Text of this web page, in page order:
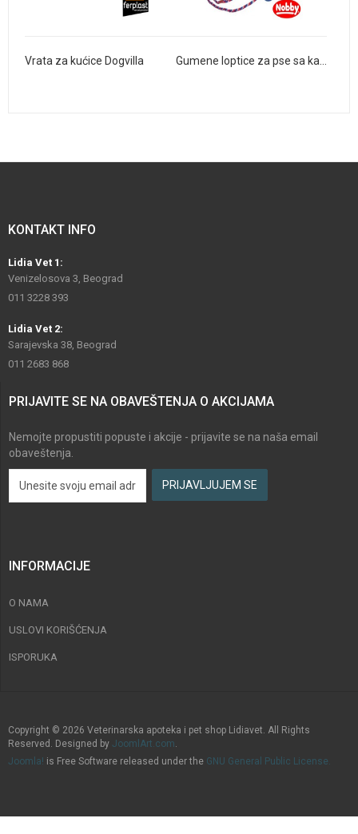
Vrata za kućice Dogvilla
KONTAKT INFO
Lidia Vet 1:
Venizelosova 3, Beograd
011 3228 393
Lidia Vet 2:
Sarajevska 38, Beograd
011 2683 868
PRIJAVITE SE NA OBAVEŠTENJA O AKCIJAMA
Nemojte propustiti popuste i akcije - prijavite se na naša email
obaveštenja.
INFORMACIJE
O NAMA
USLOVI KORIŠĆENJA
ISPORUKA
Copyright © 2026 Veterinarska apoteka i pet shop Lidiavet. All Rights
Reserved. Designed by JoomlArt.com.
Joomla! is Free Software released under the GNU General Public License.